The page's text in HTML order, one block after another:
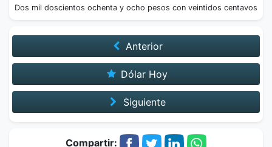
Dos mil doscientos ochenta y ocho pesos con veintidos centavos
Anterior
Dólar Hoy
Siguiente
Compartir: